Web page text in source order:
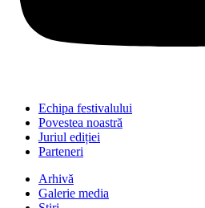
Echipa festivalului
Povestea noastră
Juriul ediției
Parteneri
Arhivă
Galerie media